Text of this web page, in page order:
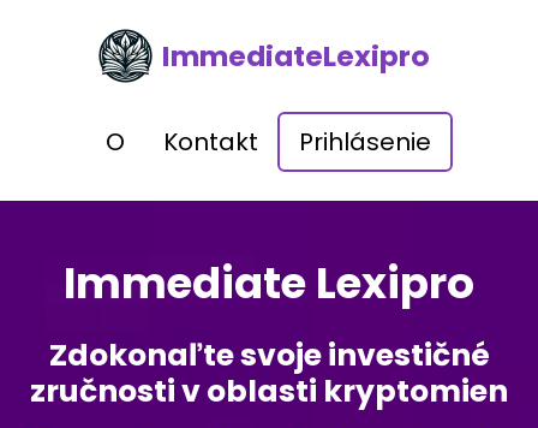
ImmediateLexipro
O Kontakt Prihlásenie
Immediate Lexipro
Zdokonaľte svoje investičné
zručnosti v oblasti kryptomien